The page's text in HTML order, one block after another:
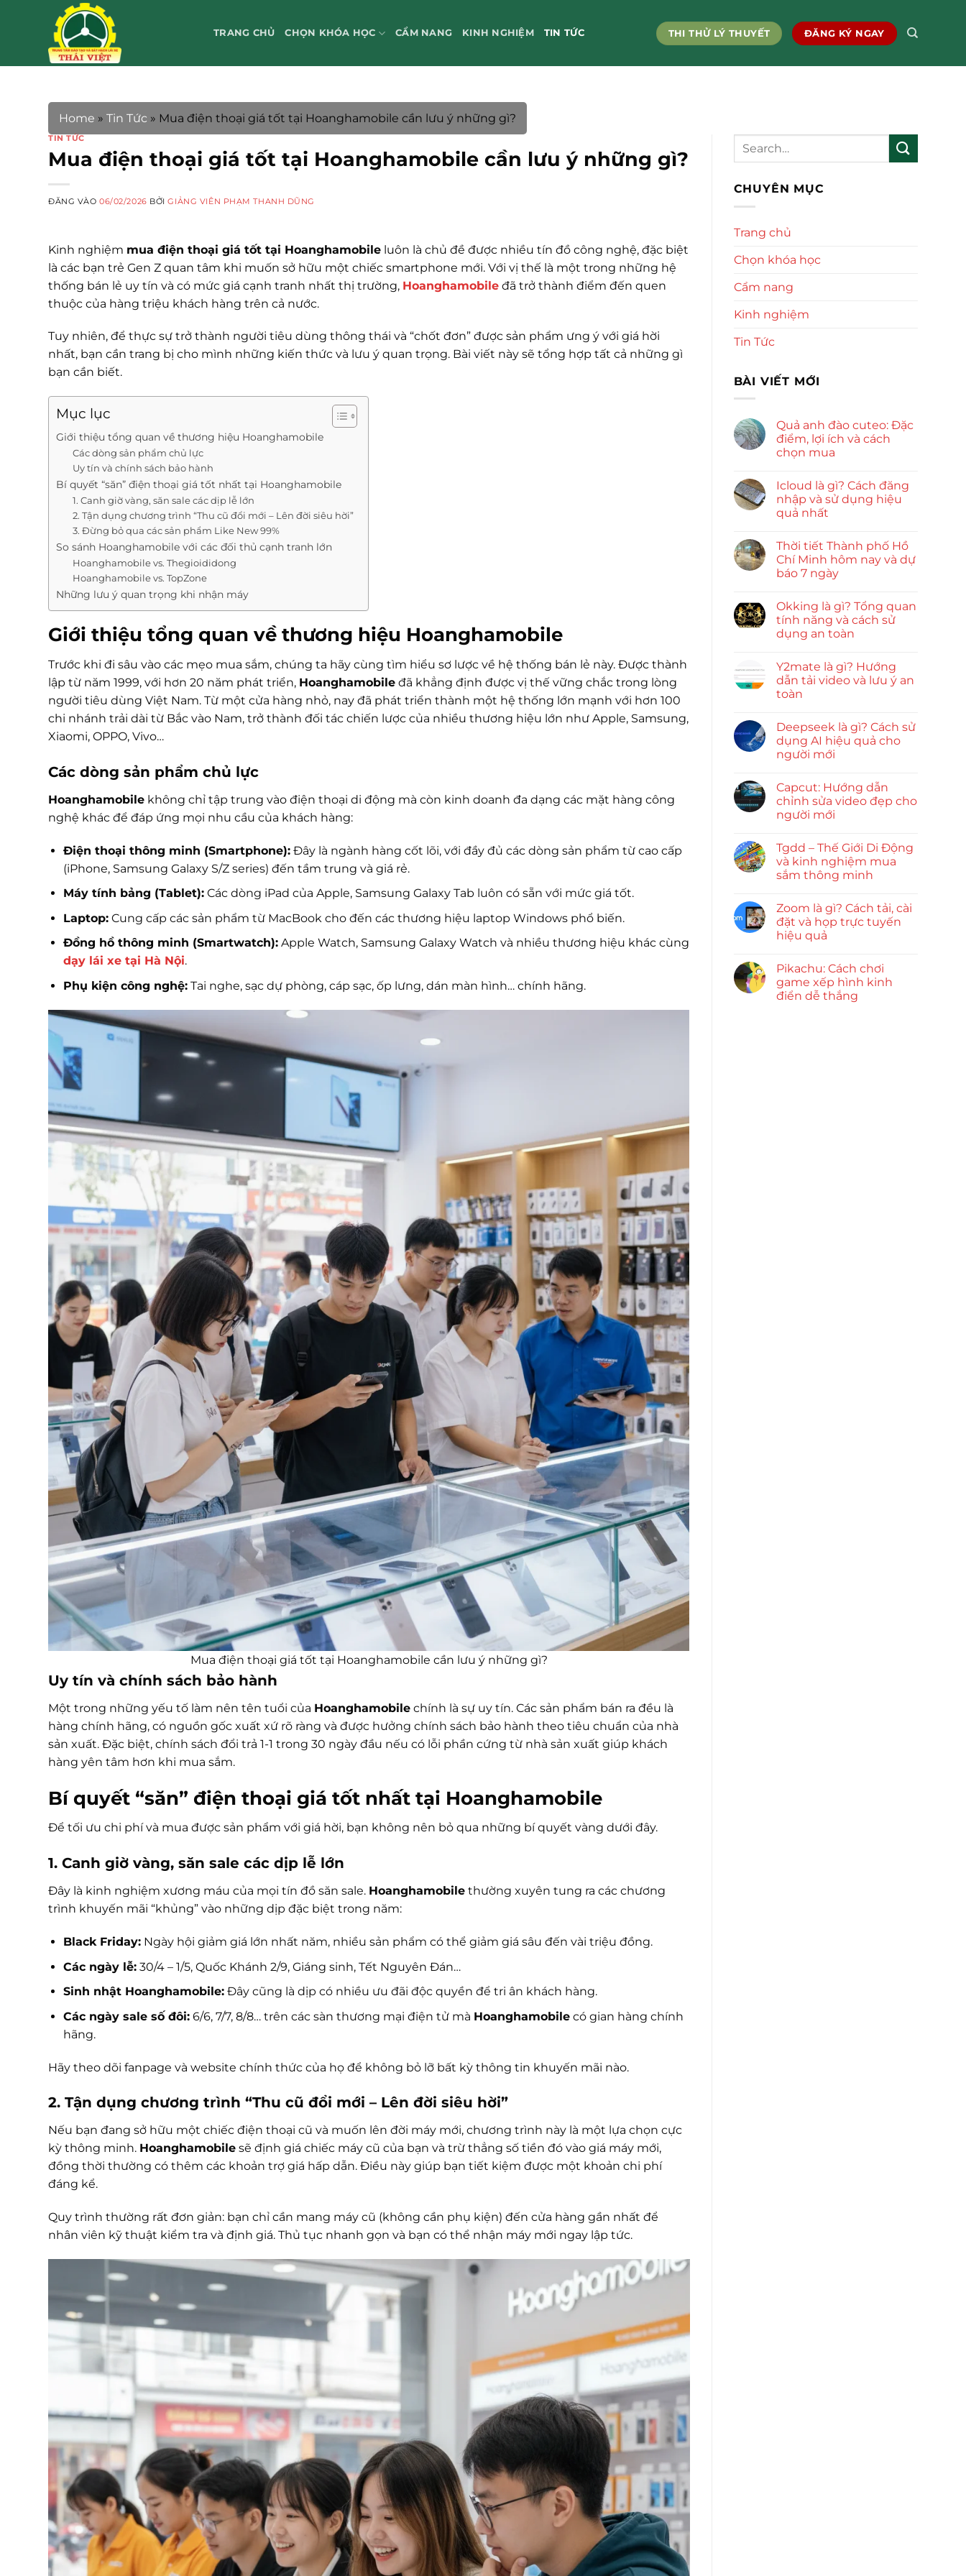
TRANG CHỦ CHỌN KHÓA HỌC CẨM NANG KINH NGHIỆM TIN TỨC THI THỬ LÝ THUYẾT ĐĂNG KÝ NGAY
Home » Tin Tức » Mua điện thoại giá tốt tại Hoanghamobile cần lưu ý những gì?
TIN TỨC
Mua điện thoại giá tốt tại Hoanghamobile cần lưu ý những gì?
ĐĂNG VÀO06/02/2026 BỞIGIẢNG VIÊN PHẠM THANH DŨNG
Kinh nghiệm mua điện thoại giá tốt tại Hoanghamobile luôn là chủ đề được nhiều tín đồ công nghệ, đặc biệt
là các bạn trẻ Gen Z quan tâm khi muốn sở hữu một chiếc smartphone mới. Với vị thế là một trong những hệ
thống bán lẻ uy tín và có mức giá cạnh tranh nhất thị trường, Hoanghamobile đã trở thành điểm đến quen
thuộc của hàng triệu khách hàng trên cả nước.
Tuy nhiên, để thực sự trở thành người tiêu dùng thông thái và “chốt đơn” được sản phẩm ưng ý với giá hời
nhất, bạn cần trang bị cho mình những kiến thức và lưu ý quan trọng. Bài viết này sẽ tổng hợp tất cả những gì
bạn cần biết.
Mục lục
Giới thiệu tổng quan về thương hiệu Hoanghamobile
Các dòng sản phẩm chủ lực
Uy tín và chính sách bảo hành
Bí quyết “săn” điện thoại giá tốt nhất tại Hoanghamobile
1. Canh giờ vàng, săn sale các dịp lễ lớn
2. Tận dụng chương trình “Thu cũ đổi mới – Lên đời siêu hời”
3. Đừng bỏ qua các sản phẩm Like New 99%
So sánh Hoanghamobile với các đối thủ cạnh tranh lớn
Hoanghamobile vs. Thegioididong
Hoanghamobile vs. TopZone
Những lưu ý quan trọng khi nhận máy
Giới thiệu tổng quan về thương hiệu Hoanghamobile
Trước khi đi sâu vào các mẹo mua sắm, chúng ta hãy cùng tìm hiểu sơ lược về hệ thống bán lẻ này. Được thành
lập từ năm 1999, với hơn 20 năm phát triển, Hoanghamobile đã khẳng định được vị thế vững chắc trong lòng
người tiêu dùng Việt Nam. Từ một cửa hàng nhỏ, nay đã phát triển thành một hệ thống lớn mạnh với hơn 100
chi nhánh trải dài từ Bắc vào Nam, trở thành đối tác chiến lược của nhiều thương hiệu lớn như Apple, Samsung,
Xiaomi, OPPO, Vivo…
Các dòng sản phẩm chủ lực
Hoanghamobile không chỉ tập trung vào điện thoại di động mà còn kinh doanh đa dạng các mặt hàng công
nghệ khác để đáp ứng mọi nhu cầu của khách hàng:
Điện thoại thông minh (Smartphone):Đây là ngành hàng cốt lõi, với đầy đủ các dòng sản phẩm từ cao cấp
(iPhone, Samsung Galaxy S/Z series) đến tầm trung và giá rẻ.
Máy tính bảng (Tablet):Các dòng iPad của Apple, Samsung Galaxy Tab luôn có sẵn với mức giá tốt.
Laptop:Cung cấp các sản phẩm từ MacBook cho đến các thương hiệu laptop Windows phổ biến.
Đồng hồ thông minh (Smartwatch):Apple Watch, Samsung Galaxy Watch và nhiều thương hiệu khác cùng
dạy lái xe tại Hà Nội.
Phụ kiện công nghệ:Tai nghe, sạc dự phòng, cáp sạc, ốp lưng, dán màn hình… chính hãng.
Mua điện thoại giá tốt tại Hoanghamobile cần lưu ý những gì?
Uy tín và chính sách bảo hành
Một trong những yếu tố làm nên tên tuổi của Hoanghamobile chính là sự uy tín. Các sản phẩm bán ra đều là
hàng chính hãng, có nguồn gốc xuất xứ rõ ràng và được hưởng chính sách bảo hành theo tiêu chuẩn của nhà
sản xuất. Đặc biệt, chính sách đổi trả 1-1 trong 30 ngày đầu nếu có lỗi phần cứng từ nhà sản xuất giúp khách
hàng yên tâm hơn khi mua sắm.
Bí quyết “săn” điện thoại giá tốt nhất tại Hoanghamobile
Để tối ưu chi phí và mua được sản phẩm với giá hời, bạn không nên bỏ qua những bí quyết vàng dưới đây.
1. Canh giờ vàng, săn sale các dịp lễ lớn
Đây là kinh nghiệm xương máu của mọi tín đồ săn sale. Hoanghamobile thường xuyên tung ra các chương
trình khuyến mãi “khủng” vào những dịp đặc biệt trong năm:
Black Friday:Ngày hội giảm giá lớn nhất năm, nhiều sản phẩm có thể giảm giá sâu đến vài triệu đồng.
Các ngày lễ:30/4 – 1/5, Quốc Khánh 2/9, Giáng sinh, Tết Nguyên Đán…
Sinh nhật Hoanghamobile:Đây cũng là dịp có nhiều ưu đãi độc quyền để tri ân khách hàng.
Các ngày sale số đôi:6/6, 7/7, 8/8… trên các sàn thương mại điện tử mà Hoanghamobilecó gian hàng chính
hãng.
Hãy theo dõi fanpage và website chính thức của họ để không bỏ lỡ bất kỳ thông tin khuyến mãi nào.
2. Tận dụng chương trình “Thu cũ đổi mới – Lên đời siêu hời”
Nếu bạn đang sở hữu một chiếc điện thoại cũ và muốn lên đời máy mới, chương trình này là một lựa chọn cực
kỳ thông minh. Hoanghamobile sẽ định giá chiếc máy cũ của bạn và trừ thẳng số tiền đó vào giá máy mới,
đồng thời thường có thêm các khoản trợ giá hấp dẫn. Điều này giúp bạn tiết kiệm được một khoản chi phí
đáng kể.
Quy trình thường rất đơn giản: bạn chỉ cần mang máy cũ (không cần phụ kiện) đến cửa hàng gần nhất để
nhân viên kỹ thuật kiểm tra và định giá. Thủ tục nhanh gọn và bạn có thể nhận máy mới ngay lập tức.
CHUYÊN MỤC
Trang chủ
Chọn khóa học
Cẩm nang
Kinh nghiệm
Tin Tức
BÀI VIẾT MỚI
Quả anh đào cuteo: Đặc
điểm, lợi ích và cách
chọn mua
Icloud là gì? Cách đăng
nhập và sử dụng hiệu
quả nhất
Thời tiết Thành phố Hồ
Chí Minh hôm nay và dự
báo 7 ngày
Okking là gì? Tổng quan
tính năng và cách sử
dụng an toàn
Y2mate là gì? Hướng
dẫn tải video và lưu ý an
toàn
Deepseek là gì? Cách sử
dụng AI hiệu quả cho
người mới
Capcut: Hướng dẫn
chỉnh sửa video đẹp cho
người mới
Tgdd – Thế Giới Di Động
và kinh nghiệm mua
sắm thông minh
Zoom là gì? Cách tải, cài
đặt và họp trực tuyến
hiệu quả
Pikachu: Cách chơi
game xếp hình kinh
điển dễ thắng